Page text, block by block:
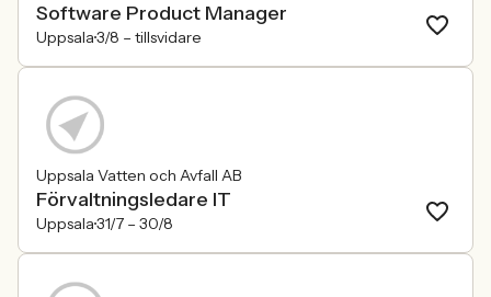
Software Product Manager
Uppsala3/8 – tillsvidare
Uppsala Vatten och Avfall AB
Förvaltningsledare IT
Uppsala31/7 – 30/8